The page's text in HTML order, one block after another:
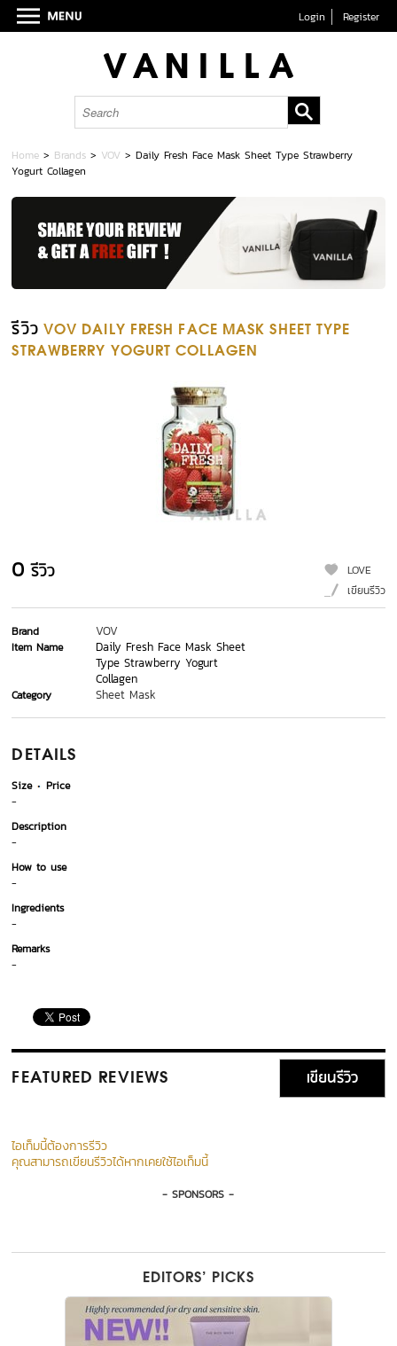
Login Register
Home > Brands > VOV >Daily Fresh Face Mask Sheet Type Strawberry
Yogurt Collagen
รีวิว VOV DAILY FRESH FACE MASK SHEET TYPE
STRAWBERRY YOGURT COLLAGEN
0 รีวิว
LOVE
เขียนรีวิว
Brand VOV
Item Name
Daily Fresh Face Mask Sheet
Type Strawberry Yogurt
Collagen
Category Sheet Mask
DETAILS
Size
Price
-
Description
-
How to use
-
Ingredients
-
Remarks
-
FEATURED REVIEWS เขียนรีวิว
ไอเท็มนี้ต้องการรีวิว
คุณสามารถเขียนรีวิวได้หากเคยใช้ไอเท็มนี้
- SPONSORS -
EDITORS’ PICKS